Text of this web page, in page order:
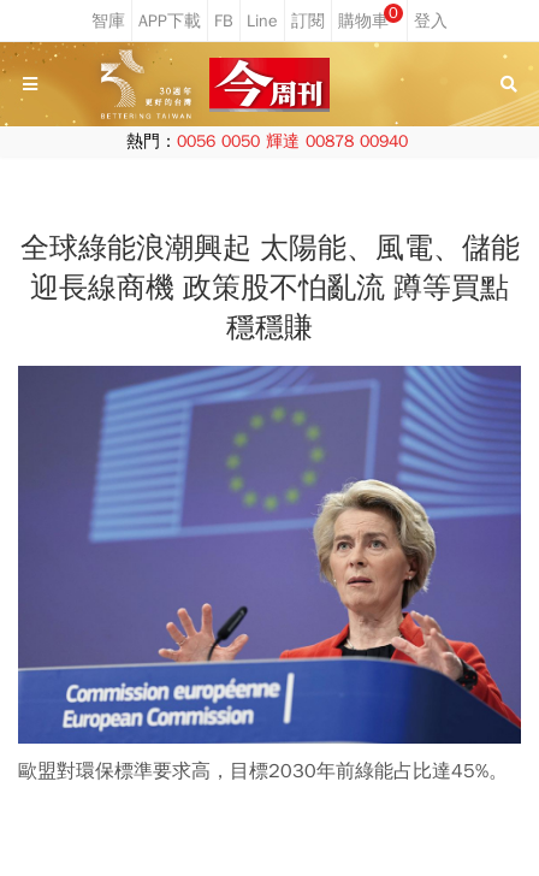
0
熱門： 0056 0050 輝達 00878 00940
全球綠能浪潮興起 太陽能、風電、儲能
迎長線商機 政策股不怕亂流 蹲等買點
穩穩賺
歐盟對環保標準要求高，目標2030年前綠能占比達45%。